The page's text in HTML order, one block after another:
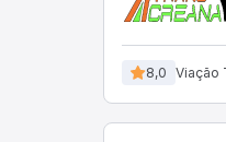
8,0 Viação